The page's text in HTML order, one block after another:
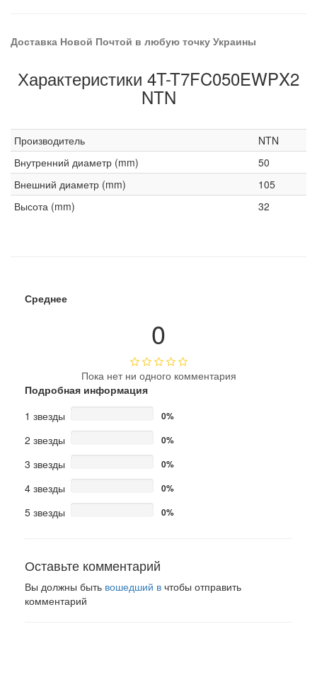
Доставка Новой Почтой в любую точку Украины
Характеристики 4T-T7FC050EWPX2
NTN
Производитель
NTN
Внутренний диаметр (mm)
50
Внешний диаметр (mm)
105
Высота (mm)
32
Среднее
0
Пока нет ни одного комментария
Подробная информация
1 звезды
0%
2 звезды 0%
3 звезды 0%
4 звезды 0%
5 звезды 0%
Оставьте комментарий
Вы должны быть вошедший в чтобы отправить
комментарий